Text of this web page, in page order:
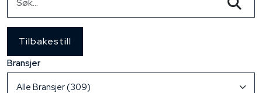
Tilbakestill
Bransjer